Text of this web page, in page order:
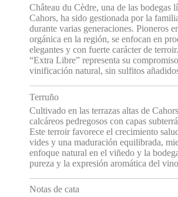
Château du Cèdre, una de las bodegas
Cahors, ha sido gestionada por la
durante varias generaciones. Pioneros
orgánica en la región, se enfocan en
elegantes y con fuerte carácter de
“Extra Libre” representa su
vinificación natural, sin sulfitos
Terruño
Cultivado en las terrazas altas de
calcáreos pedregosos con capas
Este terroir favorece el crecimiento
vides y una maduración equilibrada,
enfoque natural en el viñedo y la
pureza y la expresión aromática del
Notas de cata